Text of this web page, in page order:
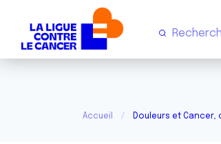
Accueil Douleurs et Cancer,